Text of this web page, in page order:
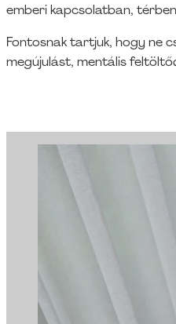
emberi kapcsolatban,
Fontosnak tartjuk, hogy ne
megújulást, mentális